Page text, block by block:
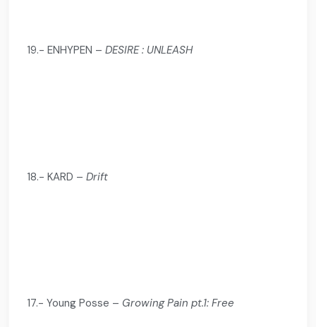
19.- ENHYPEN –DESIRE : UNLEASH
18.- KARD –Drift
17.- Young Posse – Growing Pain pt.1: Free